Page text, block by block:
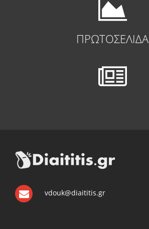
ΠΡΩΤΟΣΕΛΙΔΑ
vdouk@diaititis.gr